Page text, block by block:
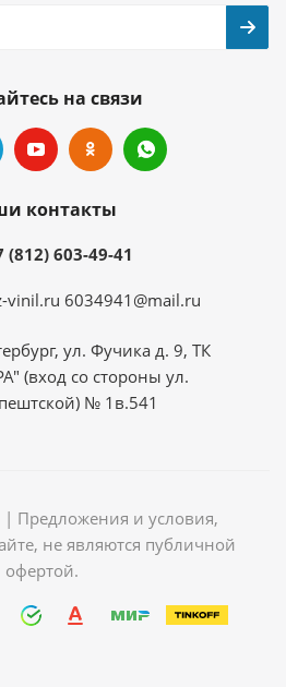
на связи
контакты
(812) 603-49-41
vinil.ru 6034941@mail.ru
ул. Фучика д. 9, ТК
(вход со стороны ул.
№ 1в.541
| Предложения и условия,
не являются публичной
офертой.